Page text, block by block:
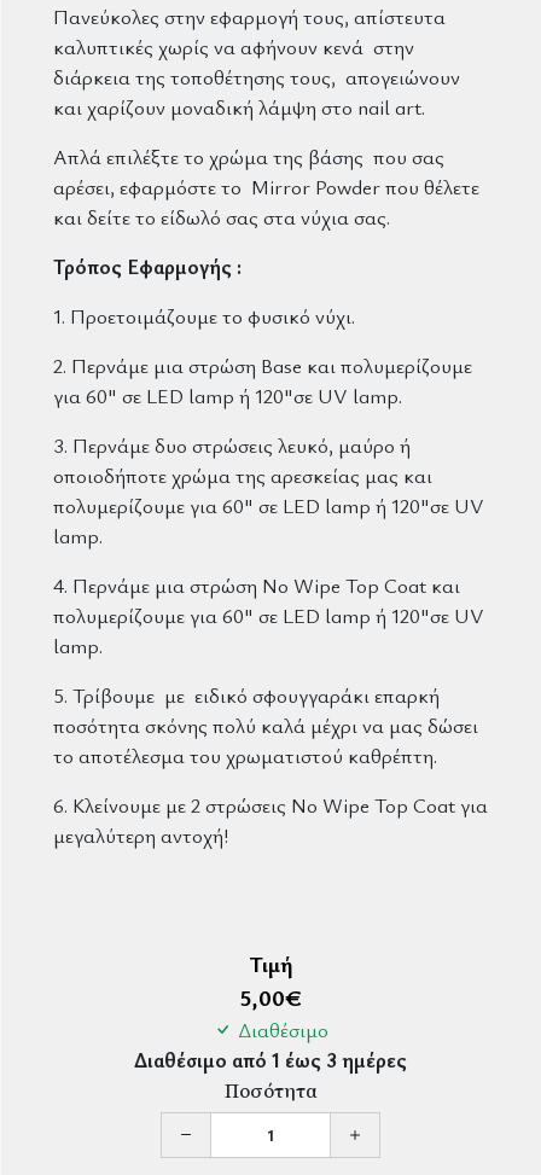
Πανεύκολες στην εφαρμογή τους, απίστευτα
καλυπτικές χωρίς να αφήνουν κενά στην
διάρκεια της τοποθέτησης τους, απογειώνουν
και χαρίζουν μοναδική λάμψη στο nail art.
Απλά επιλέξτε το χρώμα της βάσης που σας
αρέσει, εφαρμόστε το Mirror Powder που θέλετε
και δείτε το είδωλό σας στα νύχια σας.
Τρόπος Εφαρμογής :
1. Προετοιμάζουμε το φυσικό νύχι.
2. Περνάμε μια στρώση Base και πολυμερίζουμε
για 60" σε LED lamp ή 120"σε UV lamp.
3. Περνάμε δυο στρώσεις λευκό, μαύρο ή
οποιοδήποτε χρώμα της αρεσκείας μας και
πολυμερίζουμε για 60" σε LED lamp ή 120"σε UV
lamp.
4. Περνάμε μια στρώση No Wipe Top Coat και
πολυμερίζουμε για 60" σε LED lamp ή 120"σε UV
lamp.
5. Τρίβουμε με ειδικό σφουγγαράκι επαρκή
ποσότητα σκόνης πολύ καλά μέχρι να μας δώσει
το αποτέλεσμα του χρωματιστού καθρέπτη.
6. Κλείνουμε με 2 στρώσεις No Wipe Top Coat για
μεγαλύτερη αντοχή!
Τιμή
5,00€
Διαθέσιμο
Διαθέσιμο από 1 έως 3 ημέρες
Ποσότητα